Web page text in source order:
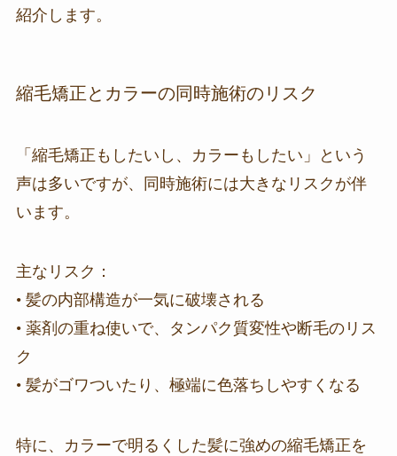
紹介します。
縮毛矯正とカラーの同時施術のリスク
「縮毛矯正もしたいし、カラーもしたい」という
声は多いですが、同時施術には大きなリスクが伴
います。
主なリスク：
• 髪の内部構造が一気に破壊される
• 薬剤の重ね使いで、タンパク質変性や断毛のリス
ク
• 髪がゴワついたり、極端に色落ちしやすくなる
特に、カラーで明るくした髪に強めの縮毛矯正を